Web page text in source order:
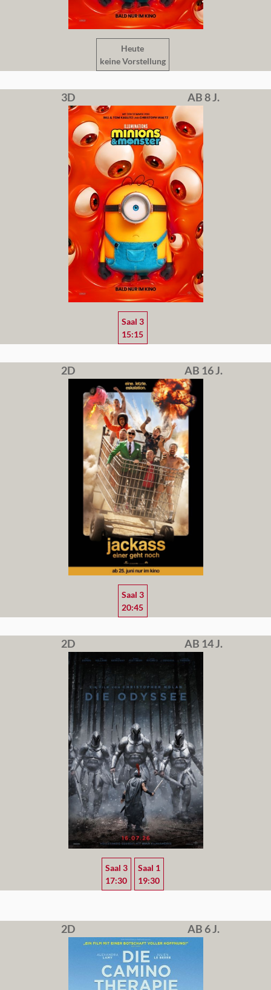
Heute
keine Vorstellung
3D AB 8 J.
Saal 3
15:15
2D AB 16 J.
Saal 3
20:45
2D AB 14 J.
Saal 3
17:30
Saal 1
19:30
2D AB 6 J.